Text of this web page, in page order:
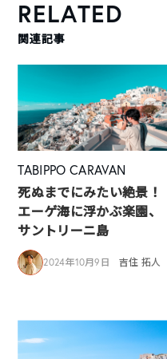
RELATED
関連記事
TABIPPO CARAVAN
死ぬまでにみたい絶景！
エーゲ海に浮かぶ楽園、
サントリーニ島
2024年10月9日 吉住 拓人